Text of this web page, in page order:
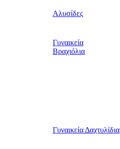
Αλυσίδες
Γυναικεία
Βραχιόλια
Γυναικεία Δαχτυλίδια